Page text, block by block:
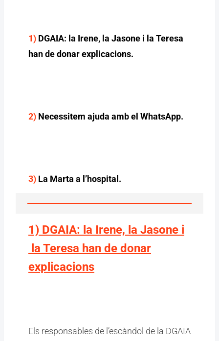
1) DGAIA: la Irene, la Jasone i la Teresa
han de donar explicacions.
2) Necessitem ajuda amb el WhatsApp.
3) La Marta a l’hospital.
1) DGAIA: la Irene, la Jasone i
la Teresa han de donar
explicacions
Els responsables de l’escàndol de la DGAIA